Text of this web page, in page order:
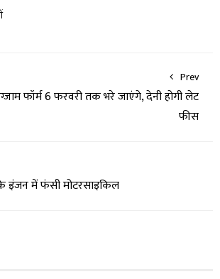
Prev
फॉर्म 6 फरवरी तक भरे जाएंगे, देनी होगी लेट
फीस
इंजन में फंसी मोटरसाइकिल